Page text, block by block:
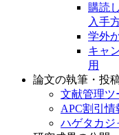
購読
入手
学外
キャ
用
論文の執筆・投
文献管理ツ
APC割引情
ハゲタカジ